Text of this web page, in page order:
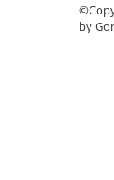
Genti pentru DJ
by